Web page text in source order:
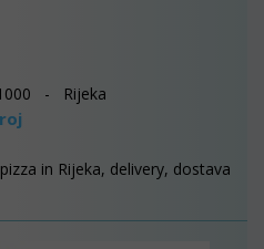
- Rijeka
in Rijeka, delivery, dostava